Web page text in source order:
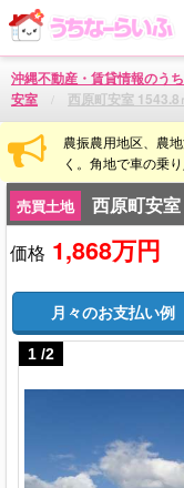
沖縄不動産・賃貸情報のう
安室
西原町安室 1543.8
農振農用地区、農
く。角地で車の乗
売買土地
西原町安
価格 1,868万円
月々のお支払い例
1 /2